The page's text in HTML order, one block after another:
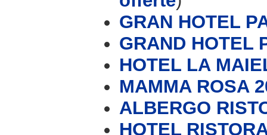
GRAN HOTEL
GRAND HOTEL
HOTEL LA
MAMMA ROSA
ALBERGO
HOTEL